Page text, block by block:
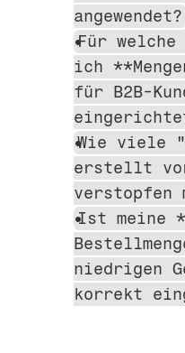
angewendet?
Für welche
ich
für B2B-
Wie viele
erstellt
verstopfen
Ist meine
niedrigen
korrekt